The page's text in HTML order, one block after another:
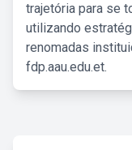
trajetória para se
utilizando
renomadas
fdp.aau.edu.et.